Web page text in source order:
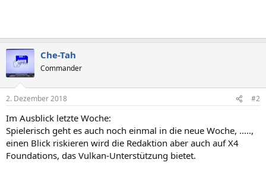
Che-Tah
Commander
2. Dezember 2018 #2
Im Ausblick letzte Woche:
Spielerisch geht es auch noch einmal in die neue Woche, .....,
einen Blick riskieren wird die Redaktion aber auch auf X4
Foundations, das Vulkan-Unterstützung bietet.